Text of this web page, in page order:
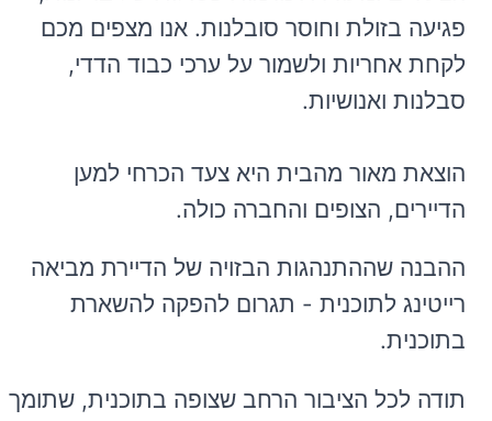
פגיעה בזולת וחוסר סובלנות. אנו מצפים מכם
לקחת אחריות ולשמור על ערכי כבוד הדדי,
סבלנות ואנושיות.
הוצאת מאור מהבית היא צעד הכרחי למען
הדיירים, הצופים והחברה כולה.
ההבנה שההתנהגות הבזויה של הדיירת מביאה
רייטינג לתוכנית - תגרום להפקה להשארת
בתוכנית.
תודה לכל הציבור הרחב שצופה בתוכנית, שתומך